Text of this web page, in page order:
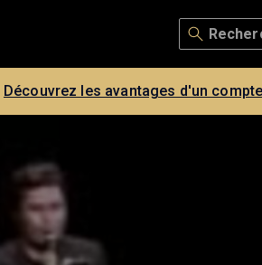
Découvrez les avantages d'un